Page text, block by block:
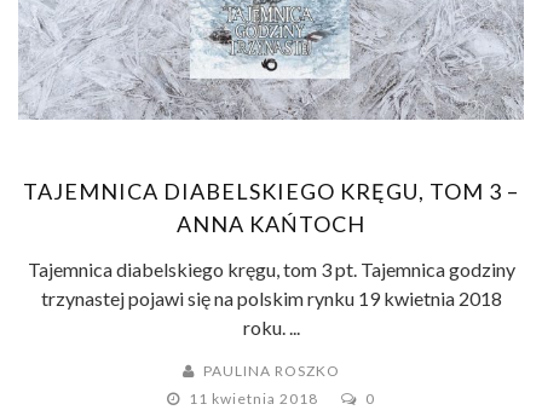
TAJEMNICA DIABELSKIEGO KRĘGU, TOM 3 –
ANNA KAŃTOCH
Tajemnica diabelskiego kręgu, tom 3 pt. Tajemnica godziny
trzynastej pojawi się na polskim rynku 19 kwietnia 2018
roku. ...
PAULINA ROSZKO
11 kwietnia 2018
0